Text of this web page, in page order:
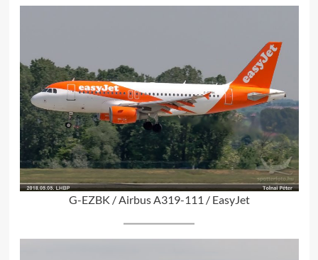
G-EZBK / Airbus A319-111 / EasyJet